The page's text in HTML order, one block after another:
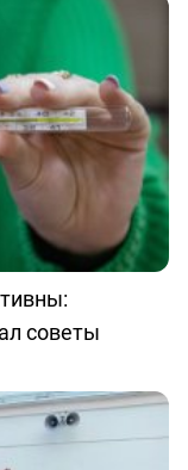
советы